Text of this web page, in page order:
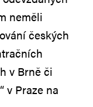
neměli
českých
v Brně či
v Praze na